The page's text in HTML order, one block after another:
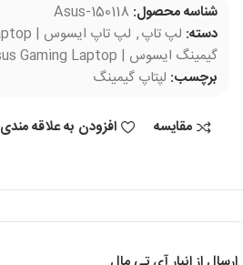
شناسه محصول: Asus-150118
دسته: لپ تاپ, لپ تاپ ایسوس | Asus Laptop
گیمینگ ایسوس | Asus Gaming Laptop
برچسب: لپتاپ گیمینگ
مقایسه افزودن به علاقه مندی